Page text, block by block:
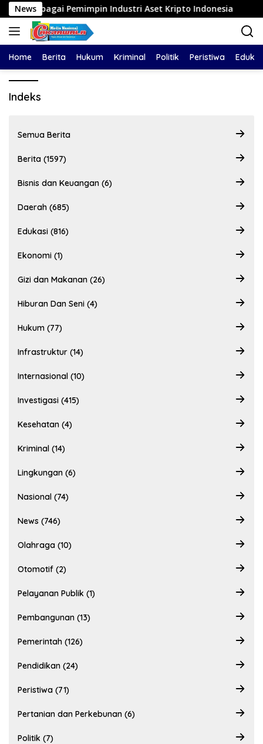
Langsung
ke
konten
News
sebagai Pemimpin Industri Aset Kripto Indonesia
Home Berita Hukum Kriminal Politik Peristiwa
Indeks
Semua Berita
Berita (1597)
Bisnis dan Keuangan (6)
Daerah (685)
Edukasi (816)
Ekonomi (1)
Gizi dan Makanan (26)
Hiburan Dan Seni (4)
Hukum (77)
Infrastruktur (14)
Internasional (10)
Investigasi (415)
Kesehatan (4)
Kriminal (14)
Lingkungan (6)
Nasional (74)
News (746)
Olahraga (10)
Otomotif (2)
Pelayanan Publik (1)
Pembangunan (13)
Pemerintah (126)
Pendidikan (24)
Peristiwa (71)
Pertanian dan Perkebunan (6)
Politik (7)